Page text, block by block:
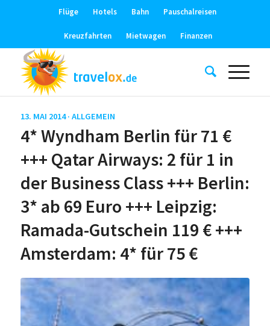
Flüge Hotels Bahn Pauschalreisen
Kreuzfahrten Mietwagen Finanzen
13. MAI 2014 · ALLGEMEIN
4* Wyndham Berlin für 71 €
+++ Qatar Airways: 2 für 1 in
der Business Class +++ Berlin:
3* ab 69 Euro +++ Leipzig:
Ramada-Gutschein 119 € +++
Amsterdam: 4* für 75 €